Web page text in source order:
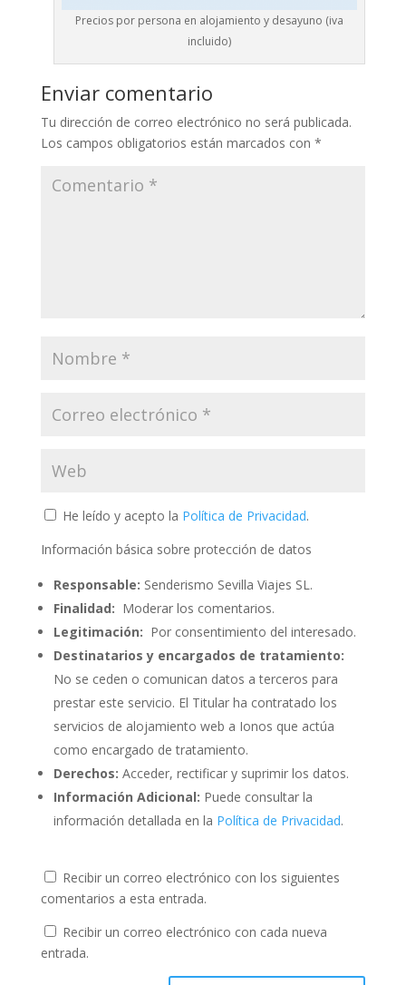
Precios por persona en alojamiento y desayuno (iva
incluido)
Enviar comentario
Tu dirección de correo electrónico no será publicada.
Los campos obligatorios están marcados con *
He leído y acepto la Política de Privacidad.
Información básica sobre protección de datos
Responsable: Senderismo Sevilla Viajes SL.
Finalidad: Moderar los comentarios.
Legitimación: Por consentimiento del interesado.
Destinatarios y encargados de tratamiento:
No se ceden o comunican datos a terceros para
prestar este servicio. El Titular ha contratado los
servicios de alojamiento web a Ionos que actúa
como encargado de tratamiento.
Derechos: Acceder, rectificar y suprimir los datos.
Información Adicional: Puede consultar la
información detallada en la Política de Privacidad.
Recibir un correo electrónico con los siguientes
comentarios a esta entrada.
Recibir un correo electrónico con cada nueva
entrada.